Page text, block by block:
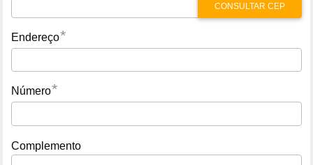
CONSULTAR CEP
Endereço*
Número*
Complemento